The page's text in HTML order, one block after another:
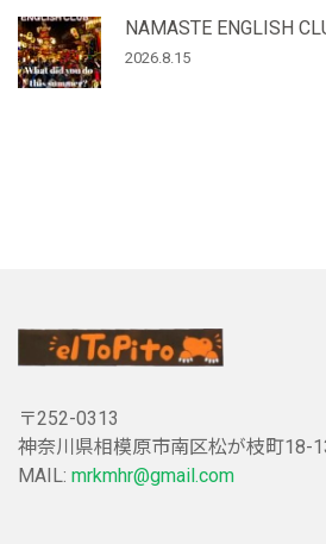
NAMASTE ENGLISH
2026.8.15
〒252-0313
神奈川県相模原市南区松が枝町18-
MAIL: mrkmhr@gmail.com